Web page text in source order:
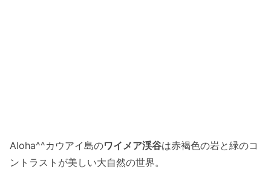
Aloha^^カウアイ島のワイメア渓谷は赤褐色の岩と緑のコ
ントラストが美しい大自然の世界。